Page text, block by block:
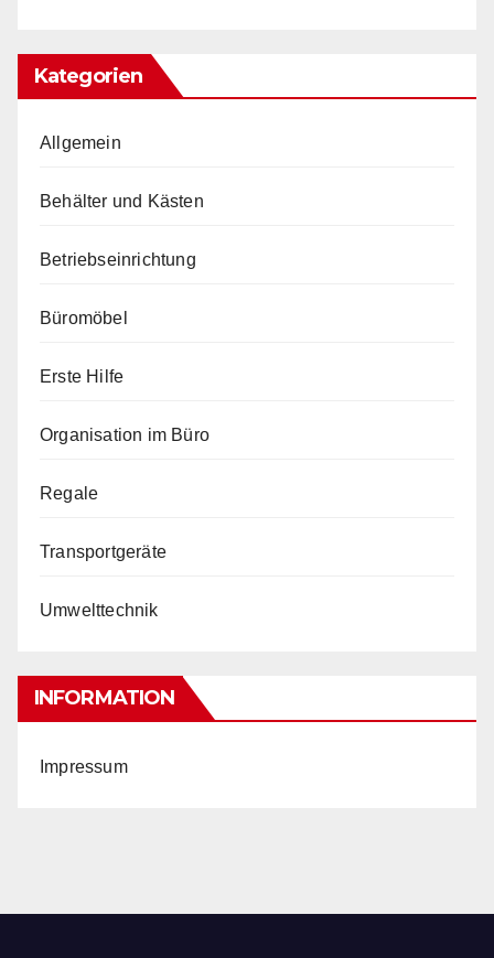
Kategorien
Allgemein
Behälter und Kästen
Betriebseinrichtung
Büromöbel
Erste Hilfe
Organisation im Büro
Regale
Transportgeräte
Umwelttechnik
INFORMATION
Impressum